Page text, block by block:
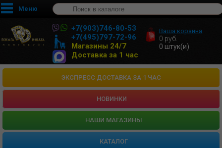
Меню
+7(903)746-80-53
+7(495)797-72-96
Магазины 24/7
Доставка за 1 час
Ваша корзина
0 руб.
0 штук(и)
ЭКСПРЕСС ДОСТАВКА ЗА 1 ЧАС
НОВИНКИ
HАШИ МАГАЗИНЫ
КАТАЛОГ